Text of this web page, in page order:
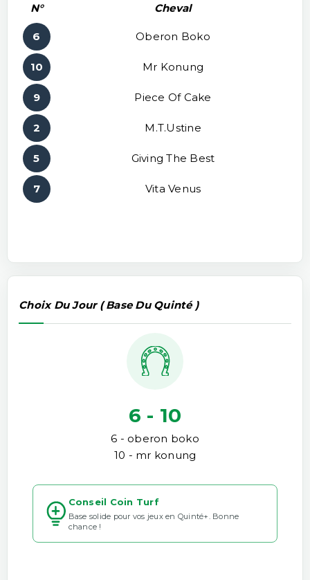
N° Cheval
6 Oberon Boko
10 Mr Konung
9 Piece Of Cake
2 M.t.ustine
5 Giving The Best
7 Vita Venus
Choix Du Jour ( Base Du Quinté )
6 - 10
6 - oberon boko
10 - mr konung
Conseil Coin Turf
Base solide pour vos jeux en Quinté+. Bonne
chance !